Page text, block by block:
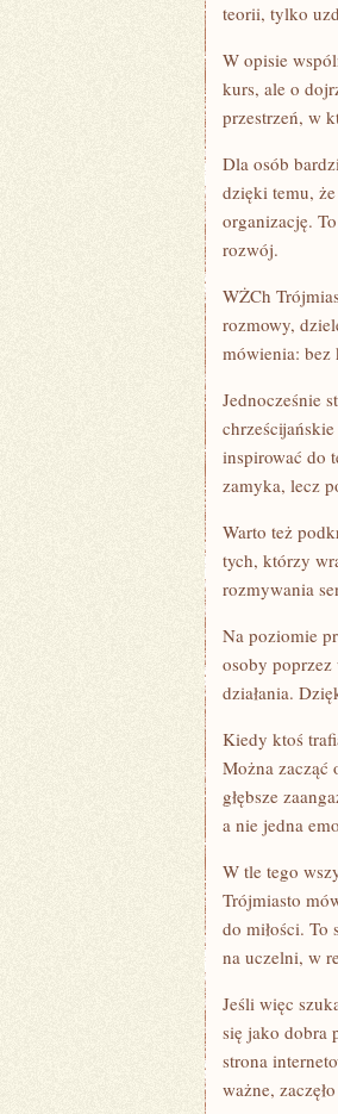
teorii, tylko
W opisie
kurs, ale o
przestrzeń, w
Dla osób
dzięki temu,
organizację.
rozwój.
WŻCh
rozmowy,
mówienia: bez
Jednocześnie
inspirować do
zamyka, lecz
Warto też
tych, którzy
rozmywania
Na poziomie
osoby
działania.
Kiedy ktoś
Można zacząć
głębsze
a nie jedna
W tle tego
Trójmiasto
do miłości. To
na uczelni, w
Jeśli więc
się jako dobra
strona
ważne,